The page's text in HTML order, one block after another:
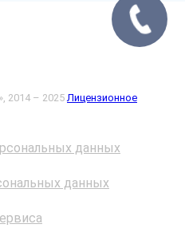
2014 – 2025 Лицензионное
данных
данных